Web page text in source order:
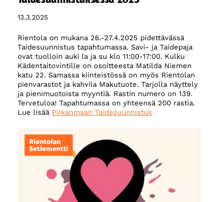
13.3.2025
Rientola on mukana 26.-27.4.2025 pidettävässä
Taidesuunnistus tapahtumassa. Savi- ja Taidepaja
ovat tuolloin auki la ja su klo 11:00-17:00. Kulku
Kädentaitovintille on osoitteesta Matilda Niemen
katu 22. Samassa kiinteistössä on myös Rientolan
pienvarastot ja kahvila Makutuote. Tarjolla näyttely
ja pienimuotoista myyntiä. Rastin numero on 139.
Tervetuloa! Tapahtumassa on yhteensä 200 rastia.
Lue lisää Pirkanmaan Taidesuunnistus